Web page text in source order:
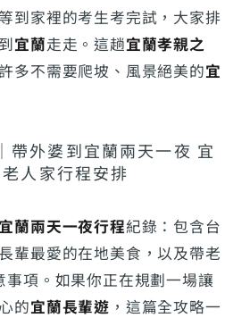
到家裡的考生考完試，大家排
宜蘭走走。這趟宜蘭孝親之
多不需要爬坡、風景絕美的宜
宜蘭兩天一夜行程紀錄：包含台
輩最愛的在地美食，以及帶老
事項。如果你正在規劃一場讓
的宜蘭長輩遊 ，這篇全攻略一